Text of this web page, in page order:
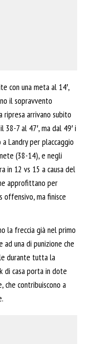
con una meta al 14′,
il sopravvento
ripresa arrivano subito
7 al 47′, ma dal 49′ i
Landry per placcaggio
(38-14), e negli
in 12 vs 15 a causa del
approfittano per
offensivo, ma finisce
la freccia già nel primo
una di punizione che
durante tutta la
di casa porta in dote
contribuiscono a